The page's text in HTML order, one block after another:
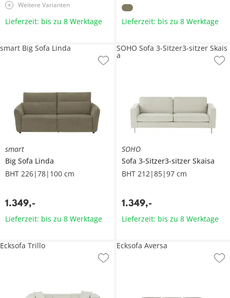
Weitere Varianten
Lieferzeit: bis zu 8 Werktage Lieferzeit: bis zu 8 Werktage
smart
Big Sofa Linda
BHT 226|78|100 cm
1.349,-
smart Big Sofa Linda
Lieferzeit: bis zu 8 Werktage
SOHO
Sofa 3-Sitzer3-sitzer Skaisa
BHT 212|85|97 cm
1.349,-
SOHO Sofa 3-Sitzer3-sitzer Skais
a
Lieferzeit: bis zu 8 Werktage
Ecksofa Trillo Ecksofa Aversa